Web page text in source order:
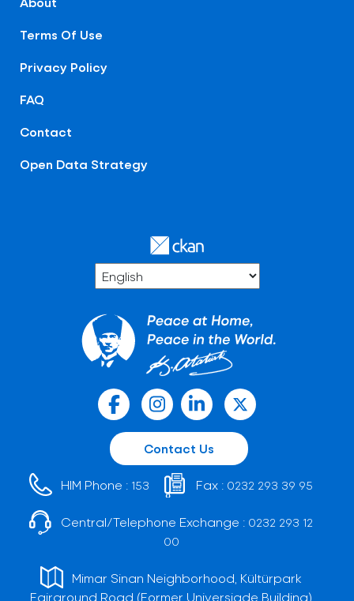
Terms Of Use
Privacy Policy
FAQ
Contact
Open Data Strategy
Contact Us
HIM Phone : 153 Fax : 0232 293 39 95
Central/Telephone Exchange : 0232 293 12
00
Mimar Sinan Neighborhood, Kültürpark
Fairground Road (Former Universiade Building)